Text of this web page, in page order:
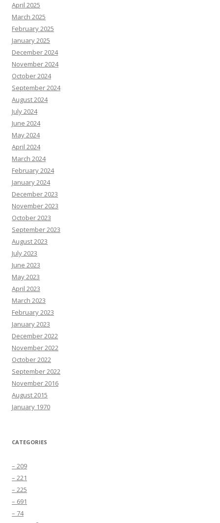
April 2025
March 2025
February 2025
January 2025
December 2024
November 2024
October 2024
September 2024
August 2024
July 2024
June 2024
May 2024
April 2024
March 2024
February 2024
January 2024
December 2023
November 2023
October 2023
September 2023
August 2023
July 2023
June 2023
May 2023
April 2023
March 2023
February 2023
January 2023
December 2022
November 2022
October 2022
September 2022
November 2016
August 2015
January 1970
CATEGORIES
– 209
– 221
– 225
– 691
– 74